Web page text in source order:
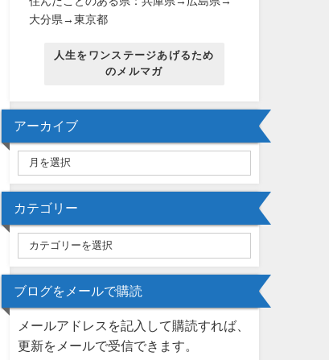
大分県→東京都
人生をワンステージあげるため
のメルマガ
アーカイブ
カテゴリー
ブログをメールで購読
メールアドレスを記入して購読すれば、
更新をメールで受信できます。